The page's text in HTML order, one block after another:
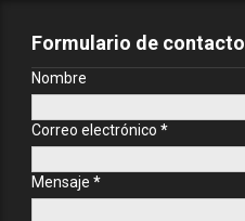
Formulario de contacto
Nombre
Correo electrónico *
Mensaje *